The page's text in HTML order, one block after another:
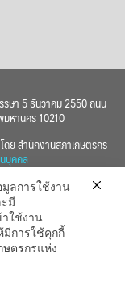
รษา 5 ธันวาคม 2550 ถนน
หานคร 10210
สำนักงานสภาเกษตรกร
บุคคล
ลการใช้งาน
มี
ใช้งาน
การใช้คุกกี้
ตรกรแห่ง